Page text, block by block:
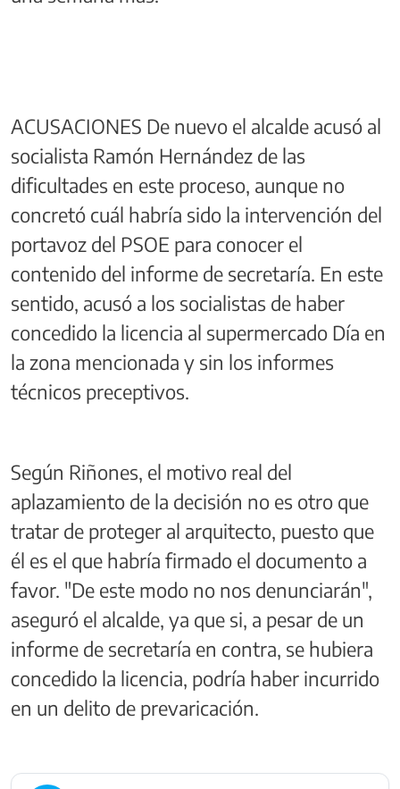
ACUSACIONES De nuevo el alcalde acusó al
socialista Ramón Hernández de las
dificultades en este proceso, aunque no
concretó cuál habría sido la intervención del
portavoz del PSOE para conocer el
contenido del informe de secretaría. En este
sentido, acusó a los socialistas de haber
concedido la licencia al supermercado Día en
la zona mencionada y sin los informes
técnicos preceptivos.
Según Riñones, el motivo real del
aplazamiento de la decisión no es otro que
tratar de proteger al arquitecto, puesto que
él es el que habría firmado el documento a
favor. "De este modo no nos denunciarán",
aseguró el alcalde, ya que si, a pesar de un
informe de secretaría en contra, se hubiera
concedido la licencia, podría haber incurrido
en un delito de prevaricación.